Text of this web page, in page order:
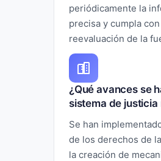
periódicamente la
precisa y cumpla
reevaluación de la
¿Qué avances se
sistema de justicia
Se han
de los derechos de
la creación de